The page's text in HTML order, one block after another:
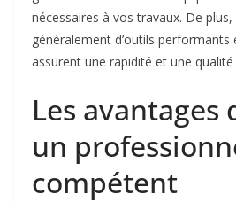
nécessaires à vos travaux. De
généralement d’outils performants
assurent une rapidité et une qualité
Les avantages
un
compétent